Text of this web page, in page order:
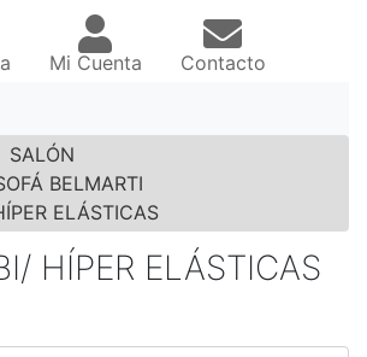
Mi Cuenta Contacto
SALÓN
BELMARTI
ELÁSTICAS
HÍPER ELÁSTICAS